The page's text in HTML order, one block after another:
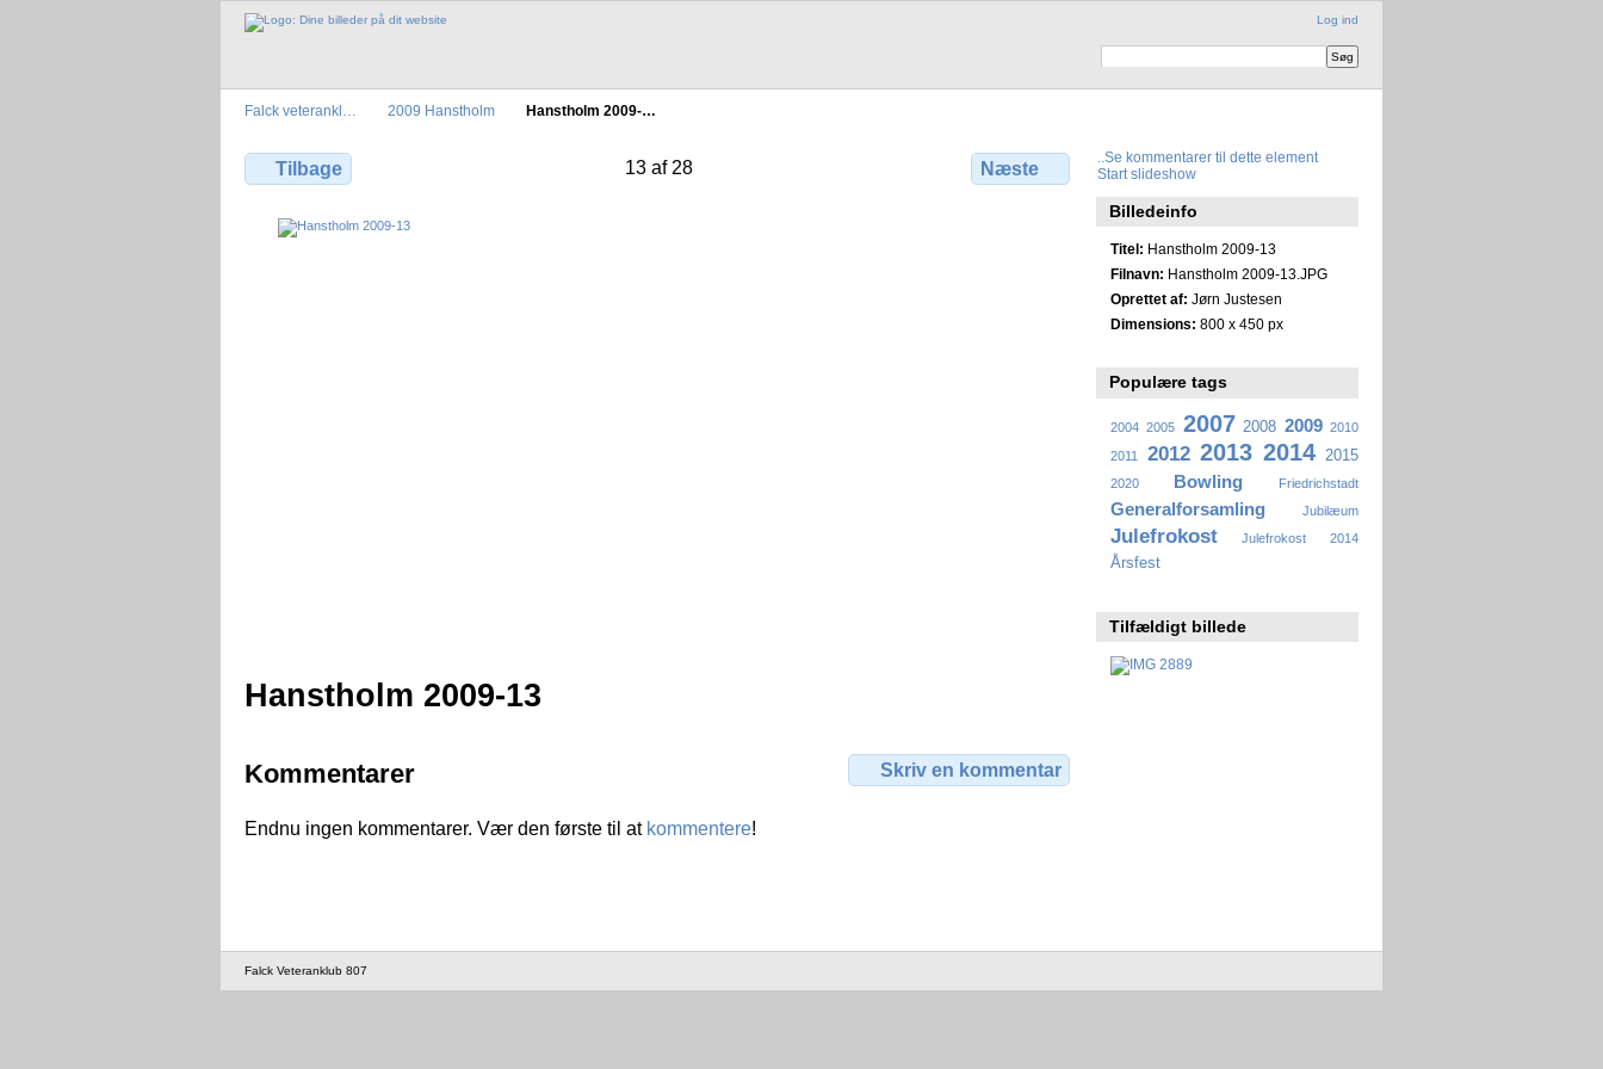
Log ind
Falck veterankl… 2009 Hanstholm Hanstholm 2009-…
Tilbage 13 af 28 Næste
Hanstholm 2009-13
Kommentarer Skriv en kommentar
Endnu ingen kommentarer. Vær den første til at kommentere!
Se kommentarer til dette element
Start slideshow
Billedeinfo
Titel: Hanstholm 2009-13
Filnavn: Hanstholm 2009-13.JPG
Oprettet af: Jørn Justesen
Dimensions: 800 x 450 px
Populære tags
2004 2005 2007 2008 2009 2010
2011
2012 2013 2014 2015
2020 Bowling Friedrichstadt
Generalforsamling Jubilæum
Julefrokost Julefrokost 2014
Årsfest
Tilfældigt billede
Falck Veteranklub 807